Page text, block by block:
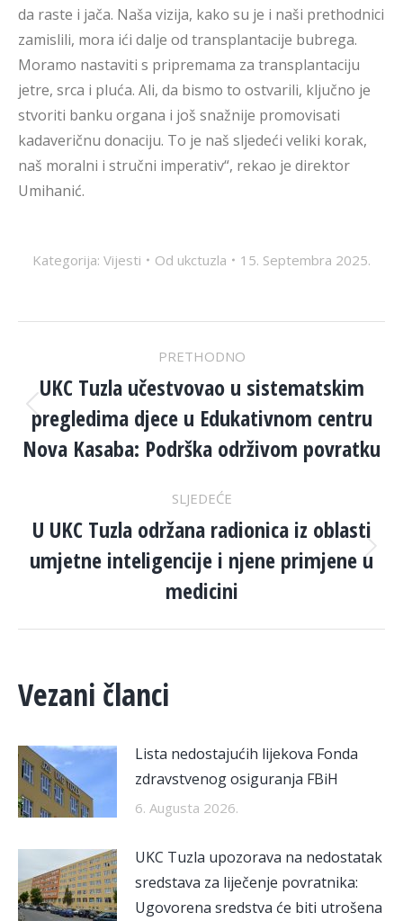
da raste i jača. Naša vizija, kako su je i naši prethodnici
zamislili, mora ići dalje od transplantacije bubrega.
Moramo nastaviti s pripremama za transplantaciju
jetre, srca i pluća. Ali, da bismo to ostvarili, ključno je
stvoriti banku organa i još snažnije promovisati
kadaveričnu donaciju. To je naš sljedeći veliki korak,
naš moralni i stručni imperativ“, rekao je direktor
Umihanić.
Kategorija: Vijesti Od ukctuzla 15. Septembra 2025.
NAVIGATION
PRETHODNO
Previous
post:
UKC Tuzla učestvovao u sistematskim
pregledima djece u Edukativnom centru
Nova Kasaba: Podrška održivom povratku
SLJEDEĆE
Next
post:
U UKC Tuzla održana radionica iz oblasti
umjetne inteligencije i njene primjene u
medicini
Vezani članci
Lista nedostajućih lijekova Fonda
zdravstvenog osiguranja FBiH
6. Augusta 2026.
UKC Tuzla upozorava na nedostatak
sredstava za liječenje povratnika:
Ugovorena sredstva će biti utrošena